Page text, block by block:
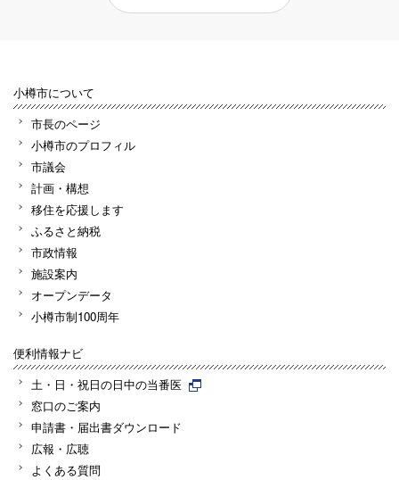
小樽市について
市長のページ
小樽市のプロフィル
市議会
計画・構想
移住を応援します
ふるさと納税
市政情報
施設案内
オープンデータ
小樽市制100周年
便利情報ナビ
土・日・祝日の日中の当番医
窓口のご案内
申請書・届出書ダウンロード
広報・広聴
よくある質問